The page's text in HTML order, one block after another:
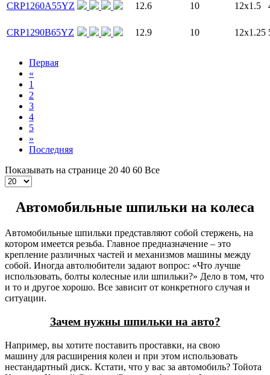
CRP1260A55YZ 12.6 10 12x1.5
CRP1290B65YZ 12.9 10 12x1.25
Первая
«
1
2
3
4
5
»
Последняя
Показывать на странице 20 40 60 Все
Автомобильные шпильки на колеса
Автомобильные шпильки представляют собой стержень, на
котором имеется резьба. Главное предназначение – это
крепление различных частей и механизмов машины между
собой. Иногда автолюбители задают вопрос: «Что лучше
использовать, болты колесные или шпильки?» Дело в том, что
и то и другое хорошо. Все зависит от конкретного случая и
ситуации.
Зачем нужны шпильки на авто?
Например, вы хотите поставить проставки, на свою
машину для расширения колеи и при этом использовать
нестандартный диск. Кстати, что у вас за автомобиль? Тойота